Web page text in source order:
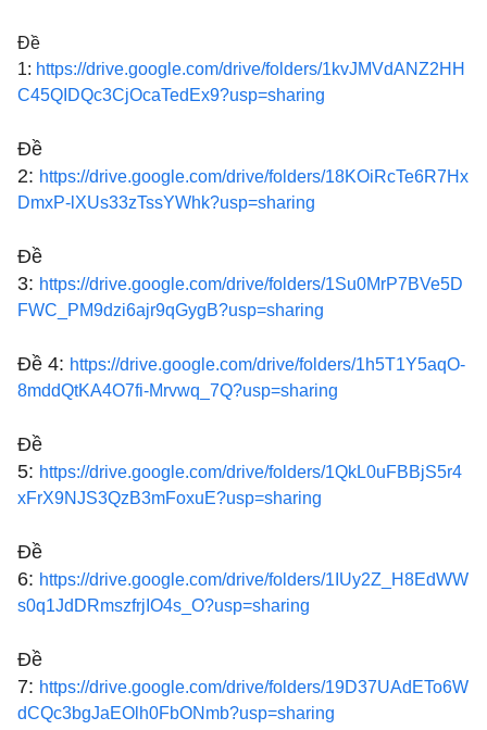
Đề
1: https://drive.google.com/drive/folders/1kvJMVdANZ2HH
C45QIDQc3CjOcaTedEx9?usp=sharing
Đề
2: https://drive.google.com/drive/folders/18KOiRcTe6R7Hx
DmxP-lXUs33zTssYWhk?usp=sharing
Đề
3: https://drive.google.com/drive/folders/1Su0MrP7BVe5D
FWC_PM9dzi6ajr9qGygB?usp=sharing
Đề 4: https://drive.google.com/drive/folders/1h5T1Y5aqO-
8mddQtKA4O7fi-Mrvwq_7Q?usp=sharing
Đề
5: https://drive.google.com/drive/folders/1QkL0uFBBjS5r4
xFrX9NJS3QzB3mFoxuE?usp=sharing
Đề
6: https://drive.google.com/drive/folders/1IUy2Z_H8EdWW
s0q1JdDRmszfrjIO4s_O?usp=sharing
Đề
7: https://drive.google.com/drive/folders/19D37UAdETo6W
dCQc3bgJaEOlh0FbONmb?usp=sharing